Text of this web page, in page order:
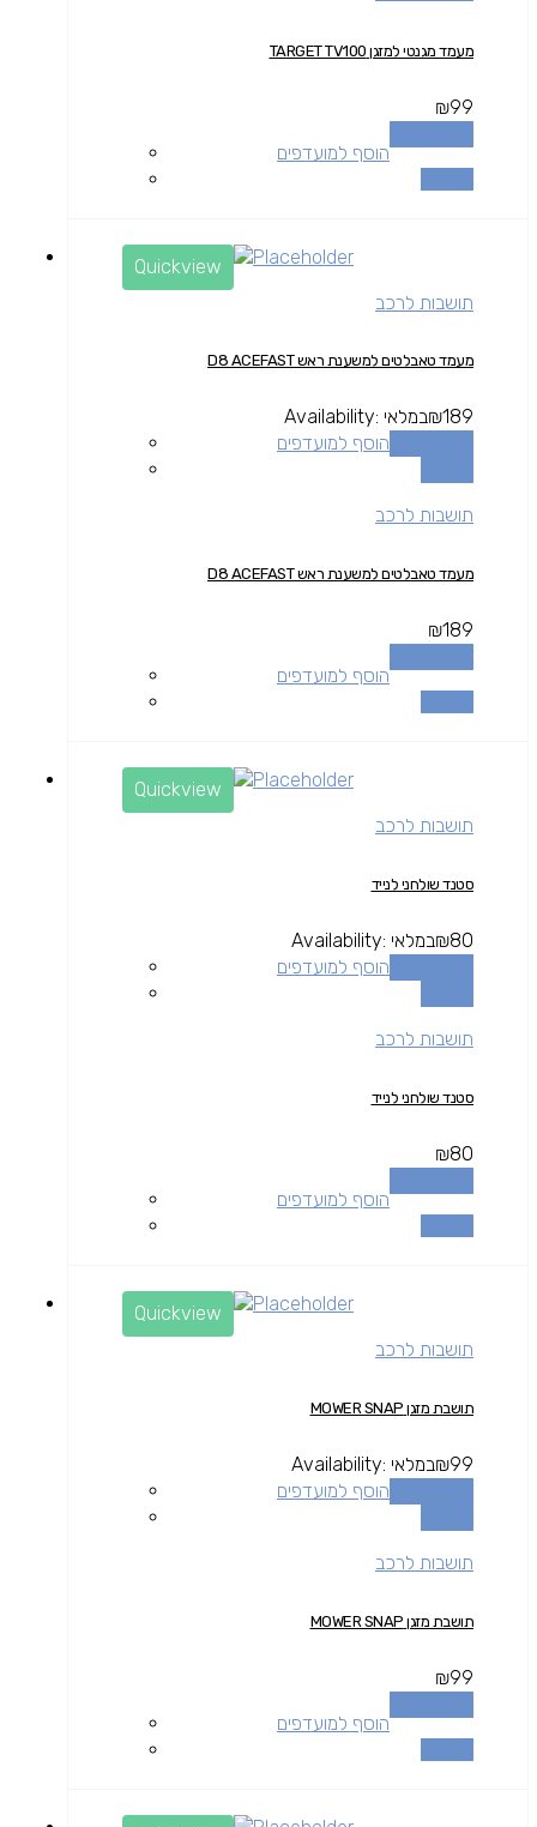
מעמד מגנטי למזגן TARGET TV100
₪99
הוסף למועדפים
Quickview
תושבות לרכב
מעמד טאבלטים למשענת ראש D8 ACEFAST
₪189
Availability: במלאי
הוסף למועדפים
תושבות לרכב
מעמד טאבלטים למשענת ראש D8 ACEFAST
₪189
הוסף למועדפים
Quickview
תושבות לרכב
סטנד שולחני לנייד
₪80
Availability: במלאי
הוסף למועדפים
תושבות לרכב
סטנד שולחני לנייד
₪80
הוסף למועדפים
Quickview
תושבות לרכב
תושבת מזגן MOWER SNAP
₪99
Availability: במלאי
הוסף למועדפים
תושבות לרכב
תושבת מזגן MOWER SNAP
₪99
הוסף למועדפים